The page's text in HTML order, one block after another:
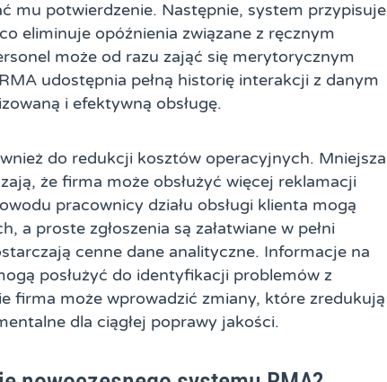
mu potwierdzenie. Następnie, system przypisuje
eliminuje opóźnienia związane z ręcznym
może od razu zająć się merytorycznym
udostępnia pełną historię interakcji z danym
i efektywną obsługę.
do redukcji kosztów operacyjnych. Mniejsza
że firma może obsłużyć więcej reklamacji
pracownicy działu obsługi klienta mogą
a proste zgłoszenia są załatwiane w pełni
cenne dane analityczne. Informacje na
posłużyć do identyfikacji problemów z
firma może wprowadzić zmiany, które zredukują
dla ciągłej poprawy jakości.